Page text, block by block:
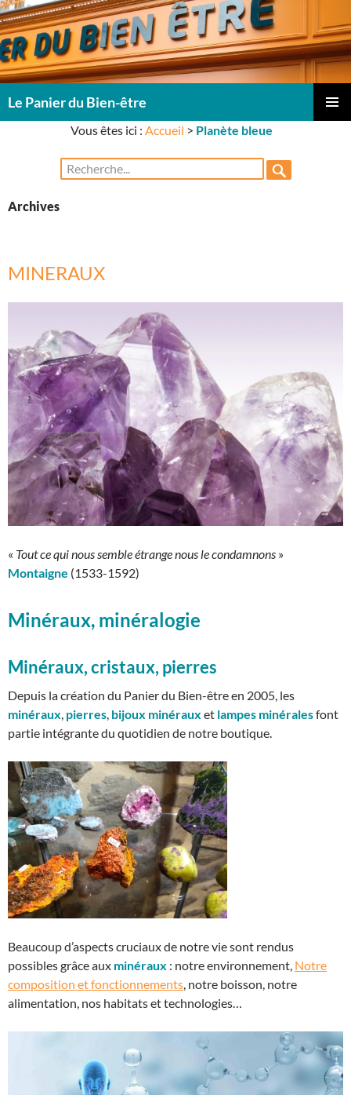
Le Panier du Bien-être
Vous êtes ici : Accueil > Planète bleue
Rechercher :
Archives
MINERAUX
« Tout ce qui nous semble étrange nous le condamnons »
Montaigne (1533-1592)
Minéraux, minéralogie
Minéraux, cristaux, pierres
Depuis la création du Panier du Bien-être en 2005, les
minéraux, pierres, bijoux minéraux et lampes minéralesfont
partie intégrante du quotidien de notre boutique.
Beaucoup d’aspects cruciaux de notre vie sont rendus
possibles grâce aux minéraux : notre environnement, Notre
composition et fonctionnements, notre boisson, notre
alimentation, nos habitats et technologies…